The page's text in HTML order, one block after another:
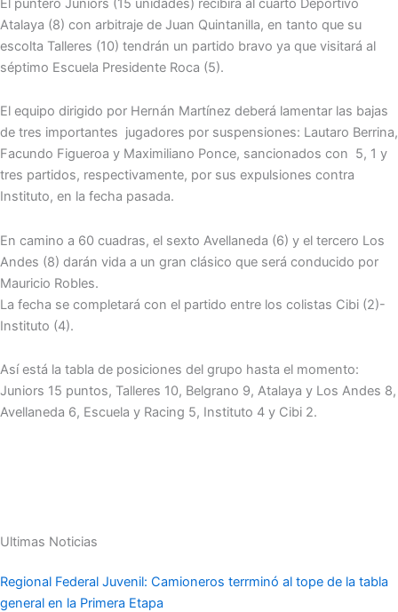
El puntero Juniors (15 unidades) recibirá al cuarto Deportivo
Atalaya (8) con arbitraje de Juan Quintanilla, en tanto que su
escolta Talleres (10) tendrán un partido bravo ya que visitará al
séptimo Escuela Presidente Roca (5).
El equipo dirigido por Hernán Martínez deberá lamentar las bajas
de tres importantes jugadores por suspensiones: Lautaro Berrina,
Facundo Figueroa y Maximiliano Ponce, sancionados con 5, 1 y
tres partidos, respectivamente, por sus expulsiones contra
Instituto, en la fecha pasada.
En camino a 60 cuadras, el sexto Avellaneda (6) y el tercero Los
Andes (8) darán vida a un gran clásico que será conducido por
Mauricio Robles.
La fecha se completará con el partido entre los colistas Cibi (2)-
Instituto (4).
Así está la tabla de posiciones del grupo hasta el momento:
Juniors 15 puntos, Talleres 10, Belgrano 9, Atalaya y Los Andes 8,
Avellaneda 6, Escuela y Racing 5, Instituto 4 y Cibi 2.
Ultimas Noticias
Regional Federal Juvenil: Camioneros terrminó al tope de la tabla
general en la Primera Etapa